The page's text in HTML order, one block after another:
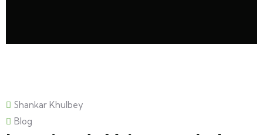
Shankar Khulbey
Blog